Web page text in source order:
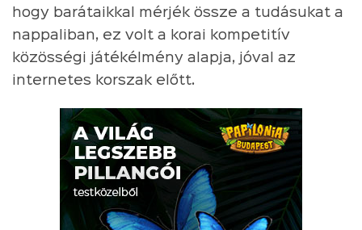
hogy barátaikkal mérjék össze a tudásukat a
nappaliban, ez volt a korai kompetitív
közösségi játékélmény alapja, jóval az
internetes korszak előtt.